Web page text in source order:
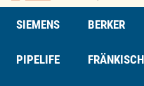
SIEMENS BERKER
PIPELIFE